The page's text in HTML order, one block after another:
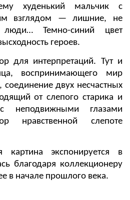
худенький мальчик с
взглядом — лишние, не
Темно-синий цвет
героев.
для интерпретаций. Тут и
воспринимающего мир
двух несчастных
от слепого старика и
неподвижными глазами
нравственной слепоте
картина экспонируется в
благодаря коллекционеру
в начале прошлого века.